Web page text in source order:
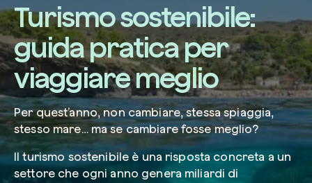
Richiedi consulenza
Carbon Project
Magazine
Glossario
Piattaforma
Ita
Turismo sostenibile:
guida pratica per
viaggiare meglio
Per quest’anno, non cambiare, stessa spiaggia,
stesso mare…ma se cambiare fosse meglio?
Il turismo sostenibile è una risposta concreta a un
settore che ogni anno genera miliardi di
dashboard dedicata per gestire e
l’impatto che hai generato.
Accedi oregistratialla web-app
consulenza personalizzata dal nostro
esperti.
Nome e Cognome*
Email di lavoro*